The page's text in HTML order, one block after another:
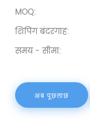
MOQ:
शिपिंग बंदरगाह:
समय - सीमा:
अब पूछताछ